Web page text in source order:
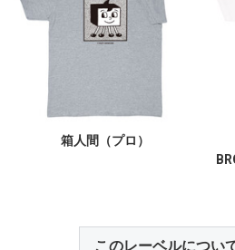
箱人間（プロ）
このレーベルについ